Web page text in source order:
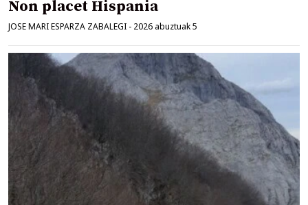
Non placet Hispania
JOSE MARI ESPARZA ZABALEGI - 2026 abuztuak 5